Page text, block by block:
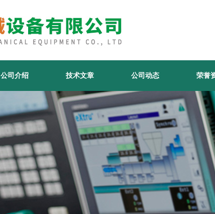
公司介绍 技术文章 公司动态 荣誉